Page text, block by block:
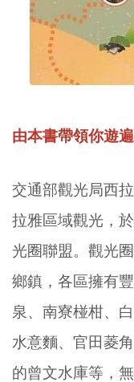
由本書帶領你遊遍
交通部觀光局西
拉雅區域觀光，
光圈聯盟。觀光
鄉鎮，各區擁有
泉、南寮椪柑、
水意麵、官田菱
的曾文水庫等，